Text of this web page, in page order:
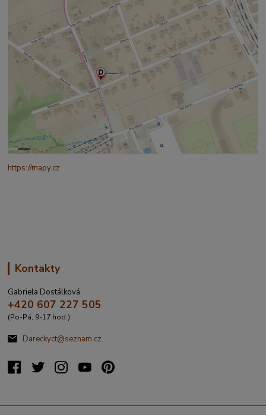
https://mapy.cz
Kontakty
Gabriela Dostálková
+420 607 227 505
(Po-Pá, 9-17 hod.)
Dareckyct@seznam.cz